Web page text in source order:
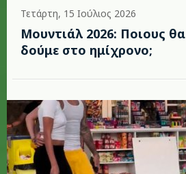
Τετάρτη, 15 Ιούλιος 2026
Μουντιάλ 2026: Ποιους θα
δούμε στο ημίχρονο;